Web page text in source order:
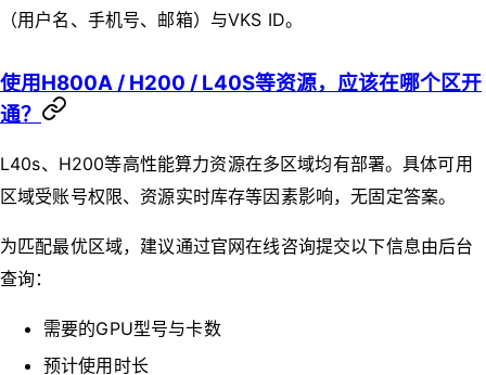
（用户名、手机号、邮箱）与VKS ID。
使用H800A / H200 / L40S等资源，应该在哪个区开
通？
L40s、H200等高性能算力资源在多区域均有部署。具体可用
区域受账号权限、资源实时库存等因素影响，无固定答案。
为匹配最优区域，建议通过官网在线咨询提交以下信息由后台
查询：
需要的GPU型号与卡数
预计使用时长